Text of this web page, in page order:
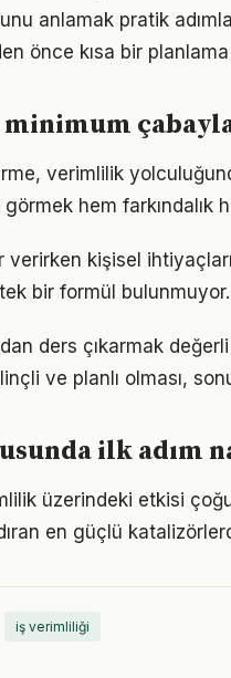
anlamak pratik
önce kısa bir planlama
verimlilik
hem farkındalık
kişisel
bir formül bulunmuyor.
ders çıkarmak
ve planlı olması,
ilk adım
üzerindeki etkisi
en güçlü
iş verimliliği